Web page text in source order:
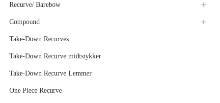
Recurve/ Barebow
Compound
Take-Down Recurves
Take-Down Recurve midtstykker
Take-Down Recurve Lemmer
One Piece Recurve